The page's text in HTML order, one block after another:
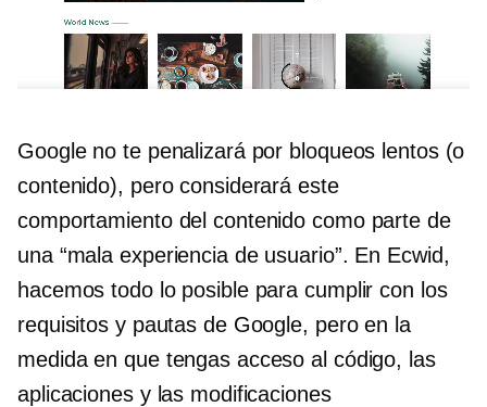
Google no te penalizará por bloqueos lentos (o
contenido), pero considerará este
comportamiento del contenido como parte de
una “mala experiencia de usuario”. En Ecwid,
hacemos todo lo posible para cumplir con los
requisitos y pautas de Google, pero en la
medida en que tengas acceso al código, las
aplicaciones y las modificaciones